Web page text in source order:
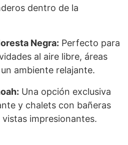
dentro de la
Negra: Perfecto para
al aire libre, áreas
ambiente relajante.
Una opción exclusiva
y chalets con bañeras
impresionantes.